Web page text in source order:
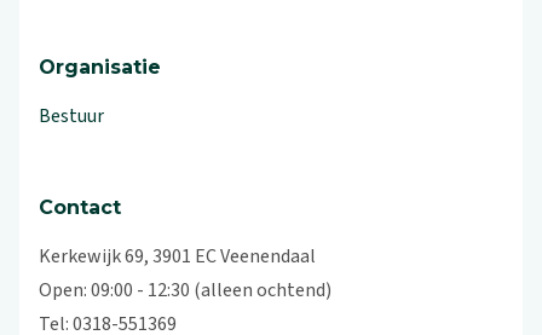
Organisatie
Bestuur
Contact
Kerkewijk 69, 3901 EC Veenendaal
Open: 09:00 - 12:30 (alleen ochtend)
Tel: 0318-551369